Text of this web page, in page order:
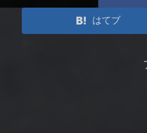
はてブ